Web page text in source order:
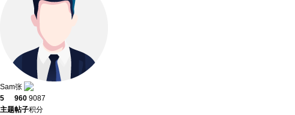
Sam张
5
主题
960
帖子
9087
积分